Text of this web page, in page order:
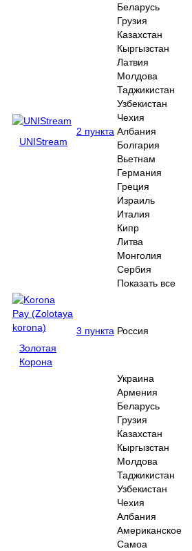
UNIStream
2 пункта
Беларусь
Грузия
Казахстан
Кыргызстан
Латвия
Молдова
Таджикистан
Узбекистан
Чехия
Албания
Болгария
Вьетнам
Германия
Греция
Израиль
Италия
Кипр
Литва
Монголия
Сербия
Показать все
Золотая
Корона
3 пункта Россия
Украина
Армения
Беларусь
Грузия
Казахстан
Кыргызстан
Молдова
Таджикистан
Узбекистан
Чехия
Албания
Американское
Самоа